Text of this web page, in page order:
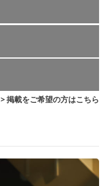
> 掲載をご希望の方はこちら